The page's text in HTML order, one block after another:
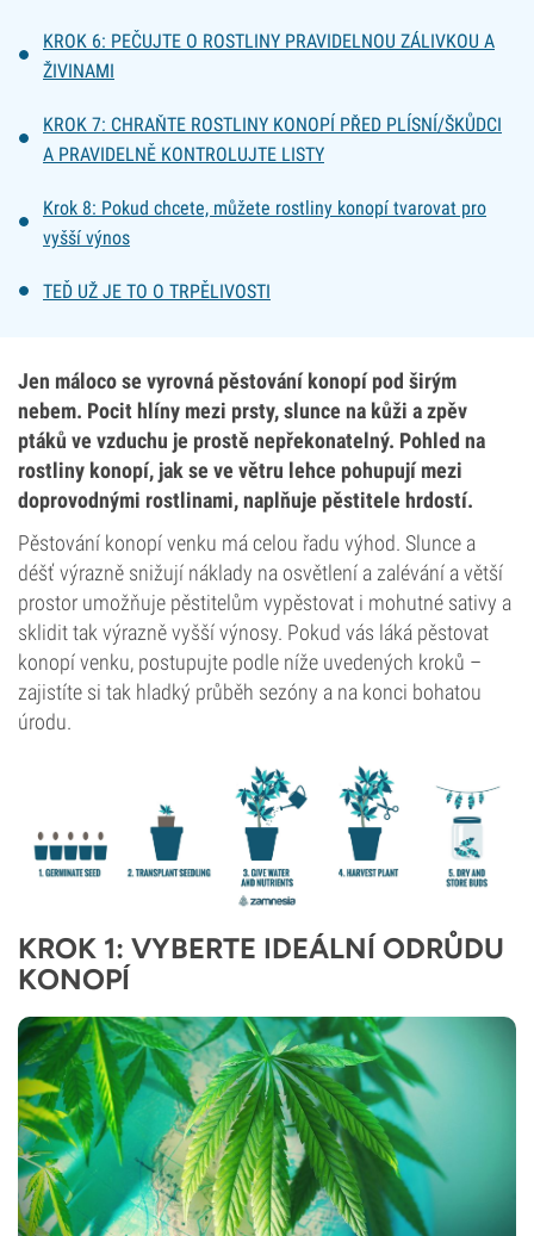
KROK 6: PEČUJTE O ROSTLINY PRAVIDELNOU ZÁLIVKOU A
ŽIVINAMI
KROK 7: CHRAŇTE ROSTLINY KONOPÍ PŘED PLÍSNÍ/ŠKŮDCI
A PRAVIDELNĚ KONTROLUJTE LISTY
Krok 8: Pokud chcete, můžete rostliny konopí tvarovat pro
vyšší výnos
TEĎ UŽ JE TO O TRPĚLIVOSTI
Jen máloco se vyrovná pěstování konopí pod širým
nebem. Pocit hlíny mezi prsty, slunce na kůži a zpěv
ptáků ve vzduchu je prostě nepřekonatelný. Pohled na
rostliny konopí, jak se ve větru lehce pohupují mezi
doprovodnými rostlinami, naplňuje pěstitele hrdostí.
Pěstování konopí venku má celou řadu výhod. Slunce a
déšť výrazně snižují náklady na osvětlení a zalévání a větší
prostor umožňuje pěstitelům vypěstovat i mohutné sativy a
sklidit tak výrazně vyšší výnosy. Pokud vás láká pěstovat
konopí venku, postupujte podle níže uvedených kroků –
zajistíte si tak hladký průběh sezóny a na konci bohatou
úrodu.
KROK 1: VYBERTE IDEÁLNÍ ODRŮDU
KONOPÍ